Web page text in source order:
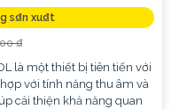
s₫n xu₫t
₫
là một thiết bị tiên tiến với
với tính năng thu âm và
cải thiện khả năng quan